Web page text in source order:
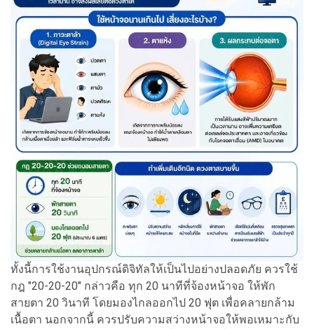
ทั้งนี้การใช้งานอุปกรณ์ดิจิทัลให้เป็นไปอย่างปลอดภัย ควรใช้
กฎ "20-20-20" กล่าวคือ ทุก 20 นาทีที่จ้องหน้าจอ ให้พัก
สายตา 20 วินาที โดยมองไกลออกไป 20 ฟุต เพื่อคลายกล้าม
เนื้อตา นอกจากนี้ ควรปรับความสว่างหน้าจอให้พอเหมาะกับ